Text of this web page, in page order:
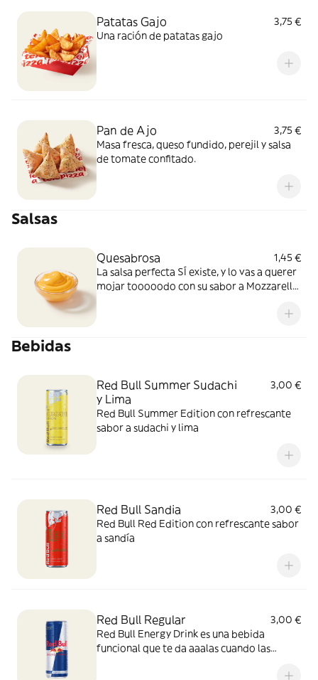
Patatas Gajo
3,75 €
Una ración de patatas gajo
Pan de Ajo
3,75 €
Masa fresca, queso fundido, perejil y salsa
de tomate confitado.
Salsas
Quesabrosa
1,45 €
La salsa perfecta SÍ existe, y lo vas a querer
mojar tooooodo con su sabor a Mozzarella
Bebidas
Red Bull Summer Sudachi
y Lima
3,00 €
Red Bull Summer Edition con refrescante
sabor a sudachi y lima
Red Bull Sandia
3,00 €
Red Bull Red Edition con refrescante sabor
a sandía
Red Bull Regular
3,00 €
Red Bull Energy Drink es una bebida
funcional que te da aaalas cuando las